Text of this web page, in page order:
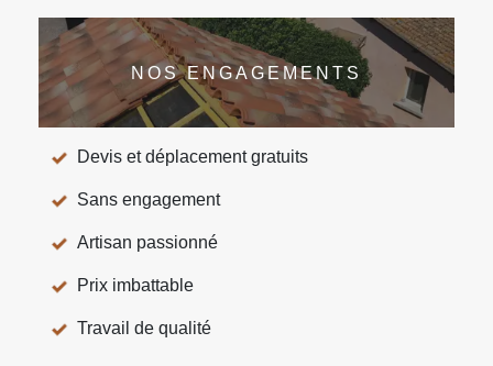
NOS ENGAGEMENTS
Devis et déplacement gratuits
Sans engagement
Artisan passionné
Prix imbattable
Travail de qualité